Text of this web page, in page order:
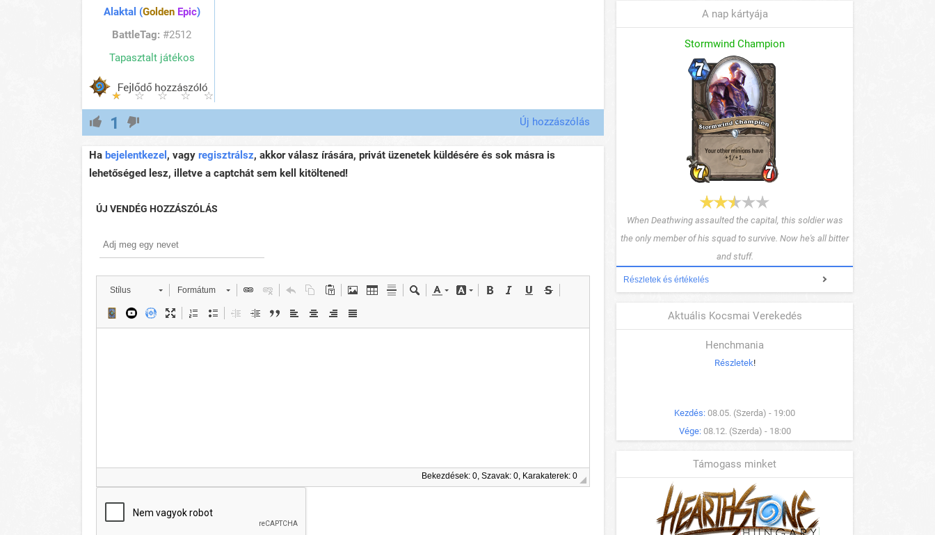
Alaktal (Golden Epic)
BattleTag: #2512
Tapasztalt játékos
1 Új hozzászólás
Ha bejelentkezel , vagy regisztrálsz, akkor válasz írására, privát üzenetek küldésére és sok másra is
lehetőséged lesz, illetve a captchát sem kell kitöltened!
ÚJ VENDÉG HOZZÁSZÓLÁS
Stílus Formátum
Bekezdések: 0, Szavak: 0, Karakaterek: 0
A nap kártyája
Stormwind Champion
When Deathwing assaulted the capital, this soldier was
the only member of his squad to survive. Now he's all bitter
and stuff.
Részletek és értékelés
Aktuális Kocsmai Verekedés
Henchmania
Részletek!
Kezdés: 08.05. (Szerda) - 19:00
Vége: 08.12. (Szerda) - 18:00
Támogass minket